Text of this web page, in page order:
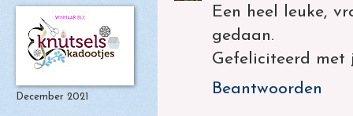
Een heel leuke,
gedaan.
Gefeliciteerd met
Beantwoorden
December 2021